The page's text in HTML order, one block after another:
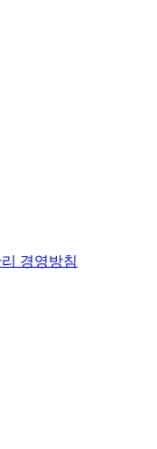
경영방침